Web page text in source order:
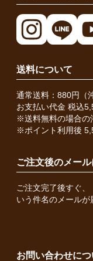
送料について
通常送料：880円（
お支払い代金 税込
※送料無料の場合の
※ポイント利用後
ご注文後のメー
ご注文完了後すぐ
いう件名のメールが
お問い合わせにつ